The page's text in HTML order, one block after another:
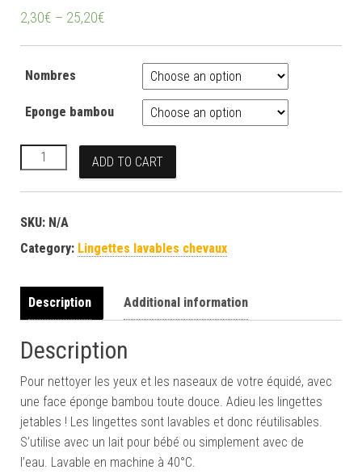
2,30€ – 25,20€
Nombres
Eponge bambou
Lingettes lavables rouge quantity
ADD TO CART
SKU: N/A
Category: Lingettes lavables chevaux
Description Additional information
Description
Pour nettoyer les yeux et les naseaux de votre équidé, avec
une face éponge bambou toute douce. Adieu les lingettes
jetables ! Les lingettes sont lavables et donc réutilisables.
S’utilise avec un lait pour bébé ou simplement avec de
l’eau. Lavable en machine à 40°C.